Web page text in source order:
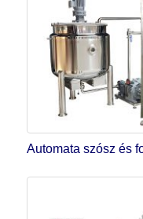
Automata szósz és